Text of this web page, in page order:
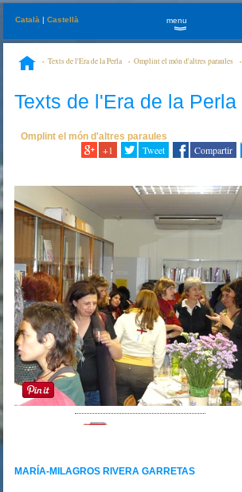
Català |Castellà menu
»
Texts de l'Era de la Perla Omplint el món d'altres paraules
Texts de l'Era de la Perla
Omplint el món d'altres paraules
+1 Tweet Compartir
MARÍA-MILAGROS RIVERA GARRETAS